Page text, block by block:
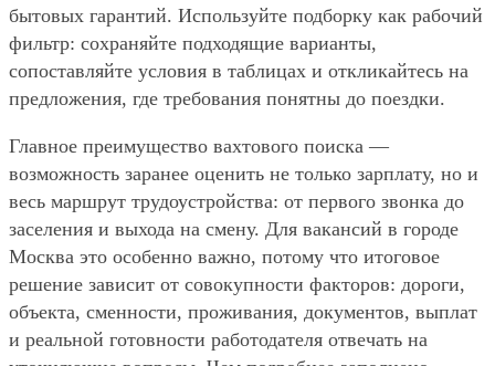
бытовых гарантий. Используйте подборку как рабочий
фильтр: сохраняйте подходящие варианты,
сопоставляйте условия в таблицах и откликайтесь на
предложения, где требования понятны до поездки.
Главное преимущество вахтового поиска —
возможность заранее оценить не только зарплату, но и
весь маршрут трудоустройства: от первого звонка до
заселения и выхода на смену. Для вакансий в городе
Москва это особенно важно, потому что итоговое
решение зависит от совокупности факторов: дороги,
объекта, сменности, проживания, документов, выплат
и реальной готовности работодателя отвечать на